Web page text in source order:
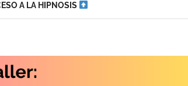
A LA HIPNOSIS